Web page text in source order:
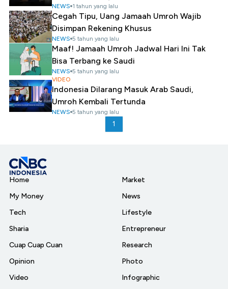
NEWS 1 tahun yang lalu
Cegah Tipu, Uang Jamaah Umroh Wajib
Disimpan Rekening Khusus
NEWS 5 tahun yang lalu
Maaf! Jamaah Umroh Jadwal Hari Ini Tak
Bisa Terbang ke Saudi
NEWS 5 tahun yang lalu
VIDEO
Indonesia Dilarang Masuk Arab Saudi,
Umroh Kembali Tertunda
NEWS 5 tahun yang lalu
1
Home
My Money
Tech
Sharia
Cuap Cuap Cuan
Opinion
Video
Market
News
Lifestyle
Entrepreneur
Research
Photo
Infographic